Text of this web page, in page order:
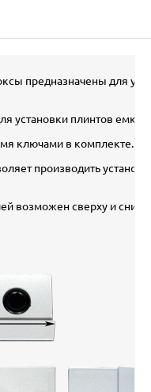
предназначены для
установки плинтов
ключами в комплекте.
производить
возможен cверху и снизу.